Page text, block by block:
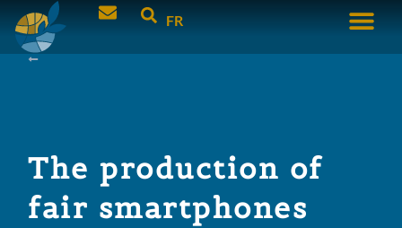
FR
The production of
fair smartphones